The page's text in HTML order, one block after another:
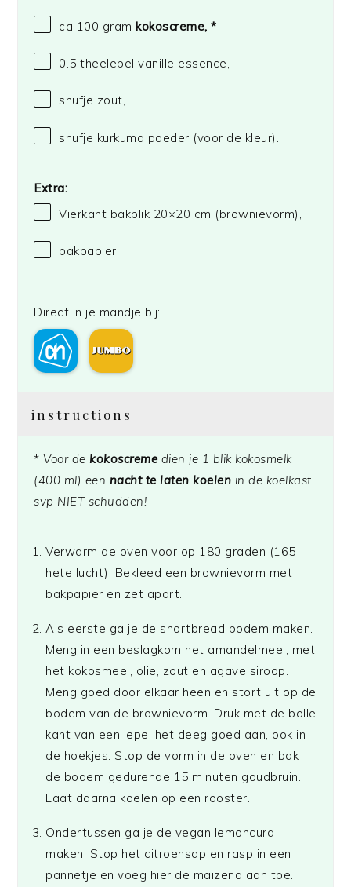
ca 100 gram kokoscreme, *
0.5 theelepel vanille essence,
snufje zout,
snufje kurkuma poeder (voor de kleur).
Extra:
Vierkant bakblik 20×20 cm (brownievorm),
bakpapier.
Direct in je mandje bij:
instructions
*Voor de kokoscremedien je 1 blik kokosmelk
(400 ml) een nacht te laten koelen in de koelkast.
svp NIET schudden!
Verwarm de oven voor op 180 graden (165
hete lucht). Bekleed een brownievorm met
bakpapier en zet apart.
Als eerste ga je de shortbread bodem maken.
Meng in een beslagkom het amandelmeel, met
het kokosmeel, olie, zout en agave siroop.
Meng goed door elkaar heen en stort uit op de
bodem van de brownievorm. Druk met de bolle
kant van een lepel het deeg goed aan, ook in
de hoekjes. Stop de vorm in de oven en bak
de bodem gedurende 15 minuten goudbruin.
Laat daarna koelen op een rooster.
Ondertussen ga je de vegan lemoncurd
maken. Stop het citroensap en rasp in een
pannetje en voeg hier de maizena aan toe.